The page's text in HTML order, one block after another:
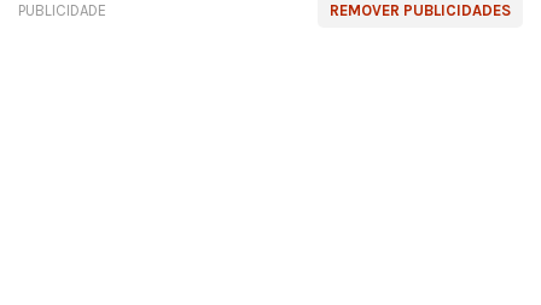
REMOVER PUBLICIDADES
PUBLICIDADE